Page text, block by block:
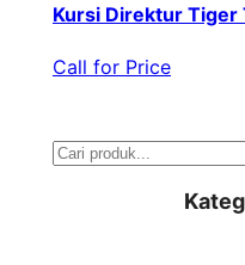
Kursi Direktur Tiger
Call for Price
S